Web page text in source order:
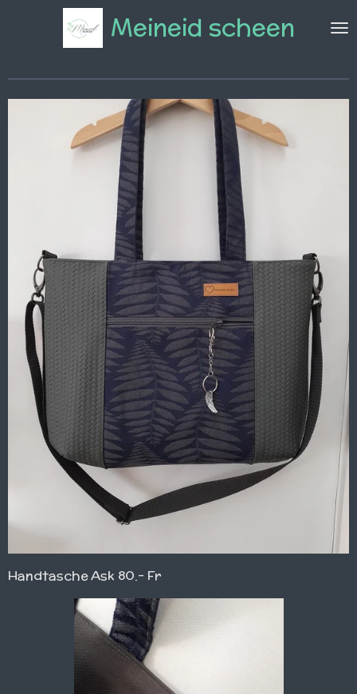
Hauptinhalt
Meineid scheen
Handtasche Ask 80.- Fr